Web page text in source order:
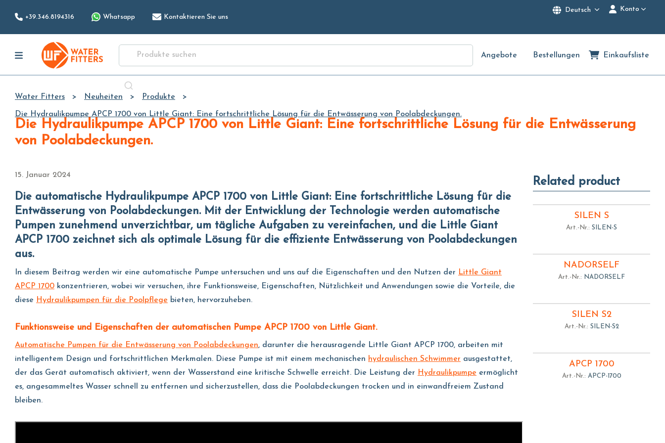
+39.346.8194316 Whatsapp Kontaktieren Sie uns
Deutsch Konto
Angebote Bestellungen Einkaufsliste
Water Fitters Neuheiten Produkte
Die Hydraulikpumpe APCP 1700 von Little Giant: Eine fortschrittliche Lösung für die Entwässerung von Poolabdeckungen.
Die Hydraulikpumpe APCP 1700 von Little Giant: Eine fortschrittliche Lösung für die Entwässerung
von Poolabdeckungen.
15. Januar 2024
Die automatische Hydraulikpumpe APCP 1700 von Little Giant: Eine fortschrittliche Lösung für die
Entwässerung von Poolabdeckungen. Mit der Entwicklung der Technologie werden automatische
Pumpen zunehmend unverzichtbar, um tägliche Aufgaben zu vereinfachen, und die Little Giant
APCP 1700 zeichnet sich als optimale Lösung für die effiziente Entwässerung von Poolabdeckungen
aus.
In diesem Beitrag werden wir eine automatische Pumpe untersuchen und uns auf die Eigenschaften und den Nutzen der Little Giant
APCP 1700 konzentrieren, wobei wir versuchen, ihre Funktionsweise, Eigenschaften, Nützlichkeit und Anwendungen sowie die Vorteile, die
diese Hydraulikpumpen für die Poolpflege bieten, hervorzuheben.
Funktionsweise und Eigenschaften der automatischen Pumpe APCP 1700 von Little Giant.
Automatische Pumpen für die Entwässerung von Poolabdeckungen, darunter die herausragende Little Giant APCP 1700, arbeiten mit
intelligentem Design und fortschrittlichen Merkmalen. Diese Pumpe ist mit einem mechanischen hydraulischen Schwimmer ausgestattet,
der das Gerät automatisch aktiviert, wenn der Wasserstand eine kritische Schwelle erreicht. Die Leistung der Hydraulikpumpe ermöglicht
es, angesammeltes Wasser schnell zu entfernen und sicherzustellen, dass die Poolabdeckungen trocken und in einwandfreiem Zustand
bleiben.
Related product
SILEN S
Art.-Nr.:SILEN-S
NADORSELF
Art.-Nr.: NADORSELF
SILEN S2
Art.-Nr.: SILEN-S2
APCP 1700
Art.-Nr.: APCP-1700